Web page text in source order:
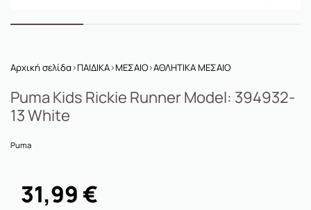
Αρχική σελίδα›ΠΑΙΔΙΚΑ›ΜΕΣΑΙΟ›ΑΘΛΗΤΙΚΑ ΜΕΣΑΙΟ
Puma Kids Rickie Runner Model: 394932-
13 White
Puma
31,99 €